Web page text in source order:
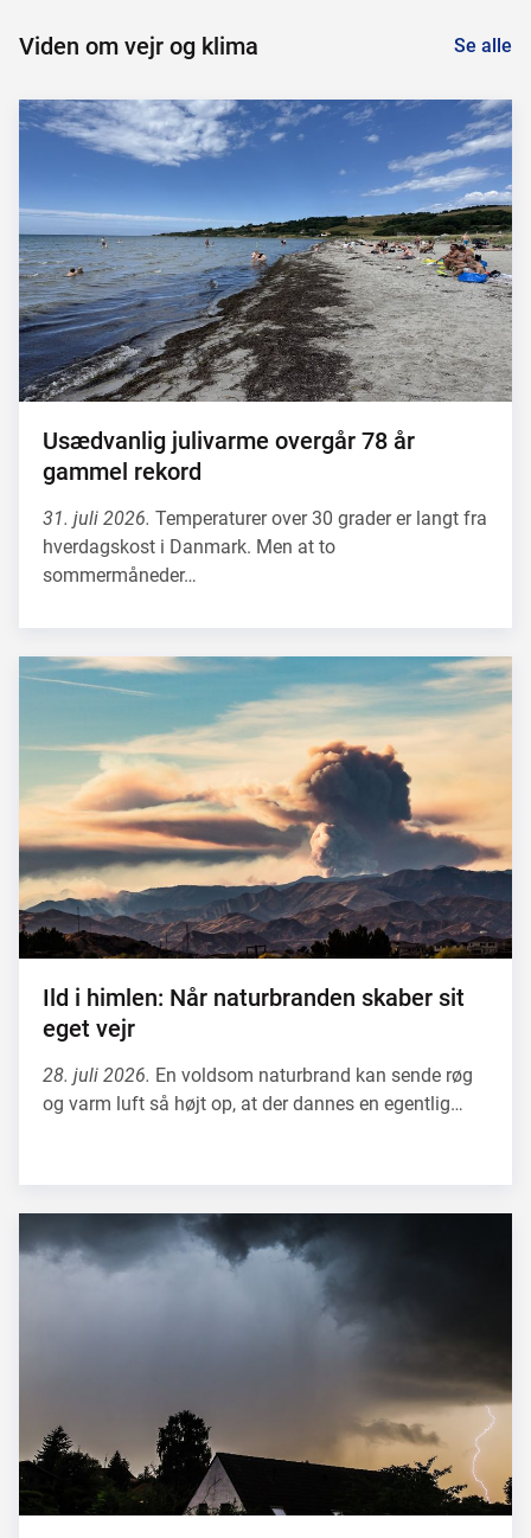
Viden om vejr og klima Se alle
Usædvanlig julivarme overgår 78 år
gammel rekord
31. juli 2026. Temperaturer over 30 grader er langt fra
hverdagskost i Danmark. Men at to
sommermåneder…
Ild i himlen: Når naturbranden skaber sit
eget vejr
28. juli 2026. En voldsom naturbrand kan sende røg
og varm luft så højt op, at der dannes en egentlig…